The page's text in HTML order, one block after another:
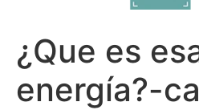
¿Que es
energía?-